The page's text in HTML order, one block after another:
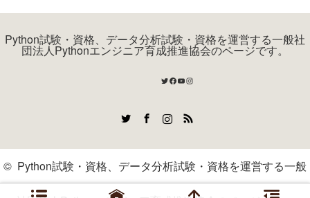
Python試験・資格、データ分析試験・資格を運営する一般社
団法人Pythonエンジニア育成推進協会のページです。
Twitter
Facebook
YouTube
Instagram
RSS
© Python試験・資格、データ分析試験・資格を運営する一般